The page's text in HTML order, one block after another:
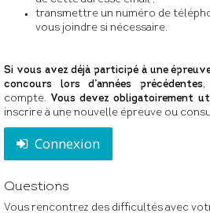
transmettre un numéro de
vous joindre si nécessaire.
Si vous avez déjà participé à une
concours lors d’années précédentes,
compte. Vous devez obligatoirement
inscrire à une nouvelle épreuve ou
Connexion
Questions
Vous rencontrez des difficultés avec